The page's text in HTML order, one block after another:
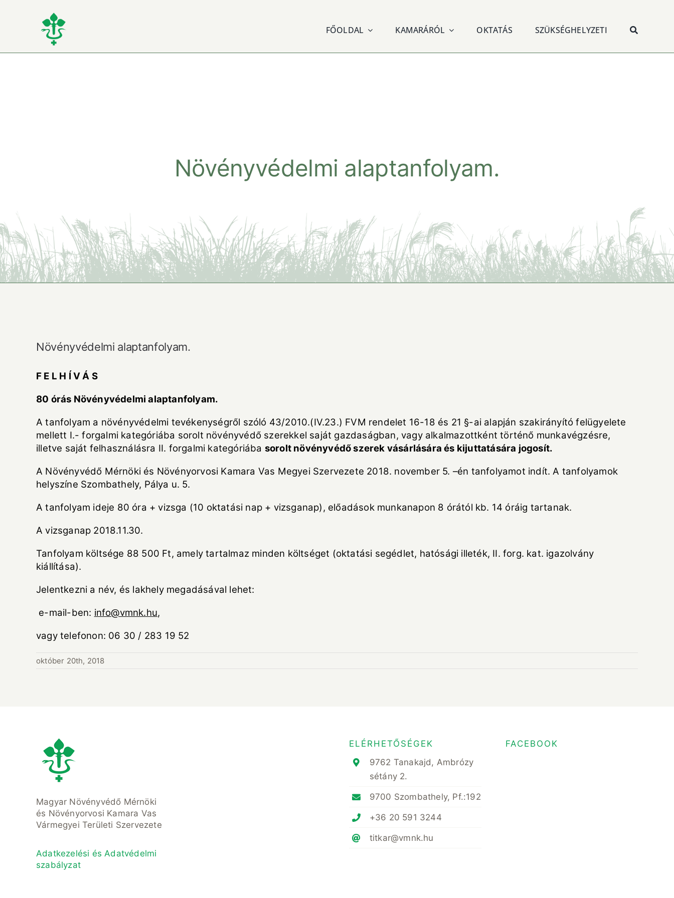
FŐOLDAL KAMARÁRÓL OKTATÁS SZÜKSÉGHELYZETI
Növényvédelmi alaptanfolyam.
Növényvédelmi alaptanfolyam.
F E L H Í V Á S
80 órás Növényvédelmi alaptanfolyam.
A tanfolyam a növényvédelmi tevékenységről szóló 43/2010.(IV.23.) FVM rendelet 16-18 és 21 §-ai alapján szakirányító felügyelete
mellett I.- forgalmi kategóriába sorolt növényvédő szerekkel saját gazdaságban, vagy alkalmazottként történő munkavégzésre,
illetve saját felhasználásra II. forgalmi kategóriába sorolt növényvédő szerek vásárlására és kijuttatására jogosít.
A Növényvédő Mérnöki és Növényorvosi Kamara Vas Megyei Szervezete 2018. november 5. –én tanfolyamot indít. A tanfolyamok
helyszíne Szombathely, Pálya u. 5.
A tanfolyam ideje 80 óra + vizsga (10 oktatási nap + vizsganap), előadások munkanapon 8 órától kb. 14 óráig tartanak.
A vizsganap 2018.11.30.
Tanfolyam költsége 88 500 Ft, amely tartalmaz minden költséget (oktatási segédlet, hatósági illeték, II. forg. kat. igazolvány
kiállítása).
Jelentkezni a név, és lakhely megadásával lehet:
e-mail-ben: info@vmnk.hu,
vagy telefonon: 06 30 / 283 19 52
október 20th, 2018
Magyar Növényvédő Mérnöki
és Növényorvosi Kamara Vas
Vármegyei Területi Szervezete
Adatkezelési és Adatvédelmi
szabályzat
ELÉRHETŐSÉGEK
9762 Tanakajd, Ambrózy
sétány 2.
9700 Szombathely, Pf.:192
+36 20 591 3244
titkar@vmnk.hu
FACEBOOK